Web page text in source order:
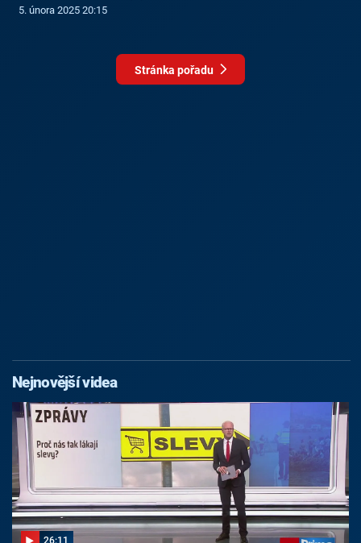
5. února 2025 20:15
Stránka pořadu
Nejnovější videa